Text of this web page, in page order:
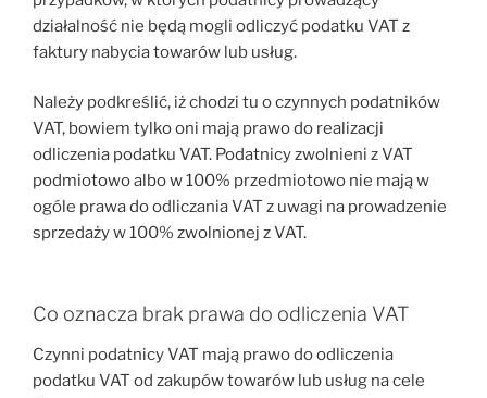
działalność nie będą mogli odliczyć podatku VAT z
faktury nabycia towarów lub usług.
Należy podkreślić, iż chodzi tu o czynnych podatników
VAT, bowiem tylko oni mają prawo do realizacji
odliczenia podatku VAT. Podatnicy zwolnieni z VAT
podmiotowo albo w 100% przedmiotowo nie mają w
ogóle prawa do odliczania VAT z uwagi na prowadzenie
sprzedaży w 100% zwolnionej z VAT.
Co oznacza brak prawa do odliczenia VAT
Czynni podatnicy VAT mają prawo do odliczenia
podatku VAT od zakupów towarów lub usług na cele